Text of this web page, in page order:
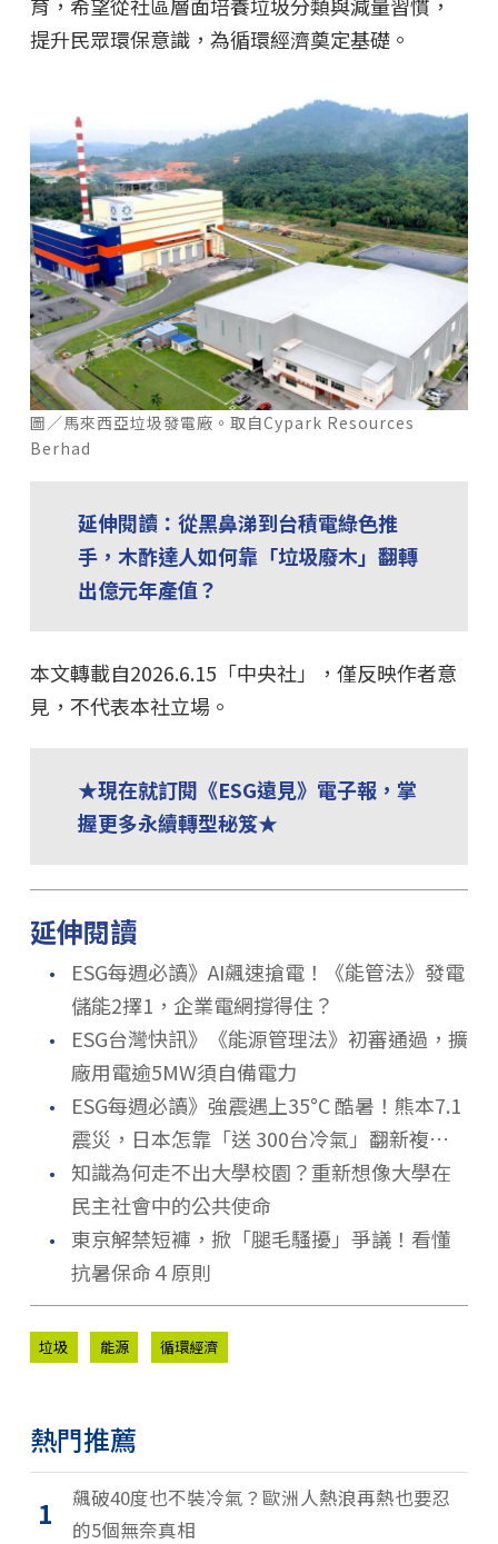
育，希望從社區層面培養垃圾分類與減量習慣，
提升民眾環保意識，為循環經濟奠定基礎。
圖／馬來西亞垃圾發電廠。取自Cypark Resources
Berhad
延伸閱讀：從黑鼻涕到台積電綠色推
手，木酢達人如何靠「垃圾廢木」翻轉
出億元年產值？
本文轉載自2026.6.15「中央社」，僅反映作者意
見，不代表本社立場。
★現在就訂閱《ESG遠見》電子報，掌
握更多永續轉型秘笈★
延伸閱讀
．
ESG每週必讀》AI飆速搶電！《能管法》發電
儲能2擇1，企業電網撐得住？
．
ESG台灣快訊》《能源管理法》初審通過，擴
廠用電逾5MW須自備電力
．
ESG每週必讀》強震遇上35°C 酷暑！熊本7.1
震災，日本怎靠「送 300台冷氣」翻新複合
式救災？
．
知識為何走不出大學校園？重新想像大學在
民主社會中的公共使命
．
東京解禁短褲，掀「腿毛騷擾」爭議！看懂
抗暑保命４原則
垃圾 能源 循環經濟
熱門推薦
1
飆破40度也不裝冷氣？歐洲人熱浪再熱也要忍
的5個無奈真相